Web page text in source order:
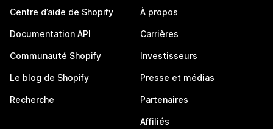
Centre d’aide de Shopify
Documentation API
Communauté Shopify
Le blog de Shopify
Recherche
À propos
Carrières
Investisseurs
Presse et médias
Partenaires
Affiliés